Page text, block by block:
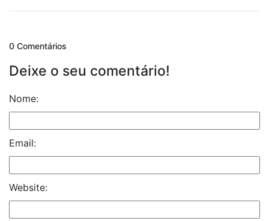
0 Comentários
Deixe o seu comentário!
Nome:
Email:
Website: